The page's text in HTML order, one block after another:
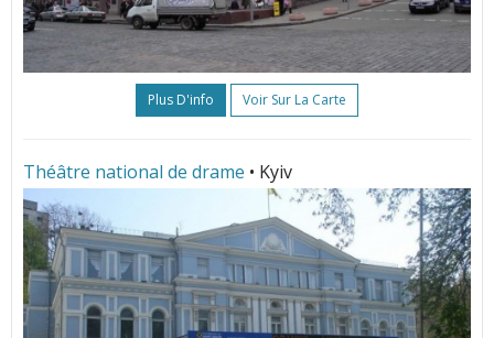
Plus D'info Voir Sur La Carte
Théâtre national de drame • Kyiv